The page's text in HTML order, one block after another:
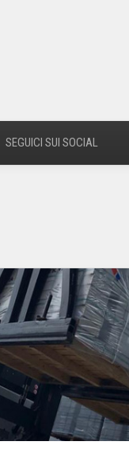
SEGUICI SUI SOCIAL